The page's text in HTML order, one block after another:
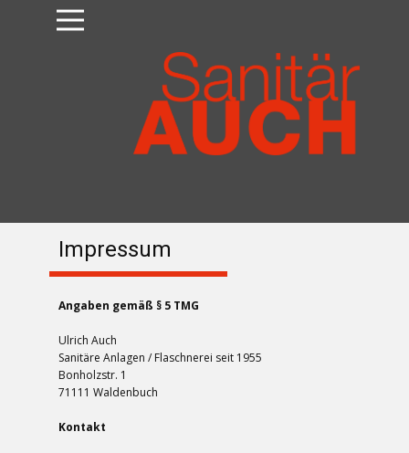
Impressum
Angaben gemäß § 5 TMG
Ulrich Auch
Sanitäre Anlagen / Flaschnerei seit 1955
Bonholzstr. 1
71111 Waldenbuch
Kontakt